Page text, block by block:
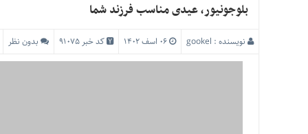
بلوجونیور، عیدی مناسب فرزند شما
نویسنده : gookel کد خبر 91075 بدون نظر